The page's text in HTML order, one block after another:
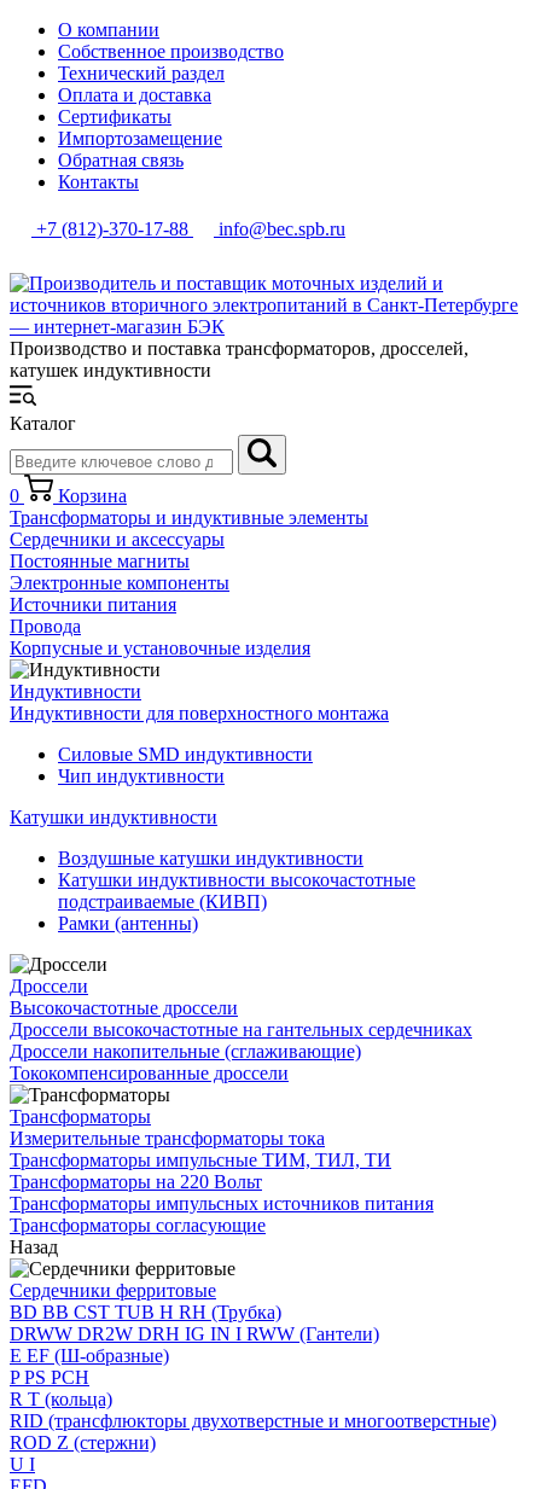
О компании
Собственное производство
Технический раздел
Оплата и доставка
Сертификаты
Импортозамещение
Обратная связь
Контакты
+7 (812)-370-17-88 info@bec.spb.ru
Производство и поставка трансформаторов, дросселей,
катушек индуктивности
Каталог
0
Корзина
Трансформаторы и индуктивные элементы
Сердечники и аксессуары
Постоянные магниты
Электронные компоненты
Источники питания
Провода
Корпусные и установочные изделия
Индуктивности
Индуктивности для поверхностного монтажа
Силовые SMD индуктивности
Чип индуктивности
Катушки индуктивности
Воздушные катушки индуктивности
Катушки индуктивности высокочастотные
подстраиваемые (КИВП)
Рамки (антенны)
Дроссели
Высокочастотные дроссели
Дроссели высокочастотные на гантельных сердечниках
Дроссели накопительные (сглаживающие)
Тококомпенсированные дроссели
Трансформаторы
Измерительные трансформаторы тока
Трансформаторы импульсные ТИМ, ТИЛ, ТИ
Трансформаторы на 220 Вольт
Трансформаторы импульсных источников питания
Трансформаторы согласующие
Назад
Сердечники ферритовые
BD BB CST TUB H RH (Трубка)
DRWW DR2W DRH IG IN I RWW (Гантели)
E EF (Ш-образные)
P PS PCH
R T (кольца)
RID (трансфлюкторы двухотверстные и многоотверстные)
ROD Z (стержни)
U I